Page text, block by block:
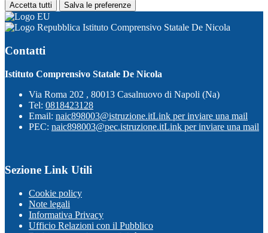
Accetta tutti Salva le preferenze
Istituto Comprensivo Statale De Nicola
Contatti
Istituto Comprensivo Statale De Nicola
Via Roma 202 , 80013 Casalnuovo di Napoli (Na)
Tel: 0818423128
Email: naic898003@istruzione.itLink per inviare una mail
PEC: naic898003@pec.istruzione.itLink per inviare una mail
Sezione Link Utili
Cookie policy
Note legali
Informativa Privacy
Ufficio Relazioni con il Pubblico